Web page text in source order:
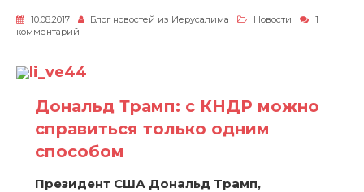
10.08.2017 Блог новостей из Иерусалима Новости
1
комментарий
и
в
разница?
li_ve44
Дональд Трамп: с КНДР можно
справиться только одним
способом
Президент США Дональд Трамп,